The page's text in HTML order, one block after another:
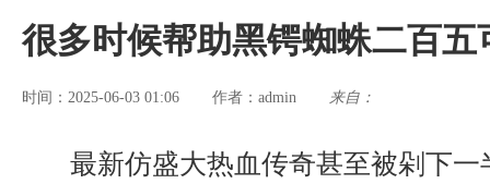
很多时候帮助黑锷蜘蛛二百五
时间：2025-06-03 01:06 作者： admin 来自：
最新仿盛大热血传奇甚至被剁下